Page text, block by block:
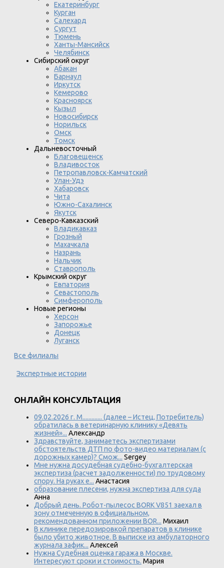
Екатеринбург
Курган
Салехард
Сургут
Тюмень
Ханты-Мансийск
Челябинск
Сибирский округ
Абакан
Барнаул
Иркутск
Кемерово
Красноярск
Кызыл
Новосибирск
Норильск
Омск
Томск
Дальневосточный
Благовещенск
Владивосток
Петропавловск-Камчатский
Улан-Удэ
Хабаровск
Чита
Южно-Сахалинск
Якутск
Северо-Кавказский
Владикавказ
Грозный
Махачкала
Назрань
Нальчик
Ставрополь
Крымский округ
Евпатория
Севастополь
Симферополь
Новые регионы
Херсон
Запорожье
Донецк
Луганск
Все филиалы
Экспертные истории
ОНЛАЙН КОНСУЛЬТАЦИЯ
09.02.2026 г. М............. (далее – Истец, Потребитель)
обратилась в ветеринарную клинику «Девять
жизней»... Александр
Здравствуйте, занимаетесь экспертизами
обстоятельств ДТП по фото-видео материалам (с
дорожных камер)? Смож... Sergey
Мне нужна досудебная судебно-бухгалтерская
экспертиза (расчет задолженности) по трудовому
спору. На руках е... Анастасия
образование плесени, нужна экспертиза для суда
Анна
Добрый день. Робот-пылесос BORK V851 заехал в
зону отмеченную в официальном,
рекомендованном приложении BOR... Михаил
В клинике передозировкой препаратов в клинике
было убито животное. В выписке из амбулаторного
журнала зафик... Алексей
Нужна Судебная оценка гаража в Москве.
Интересуют сроки и стоимость. Мария